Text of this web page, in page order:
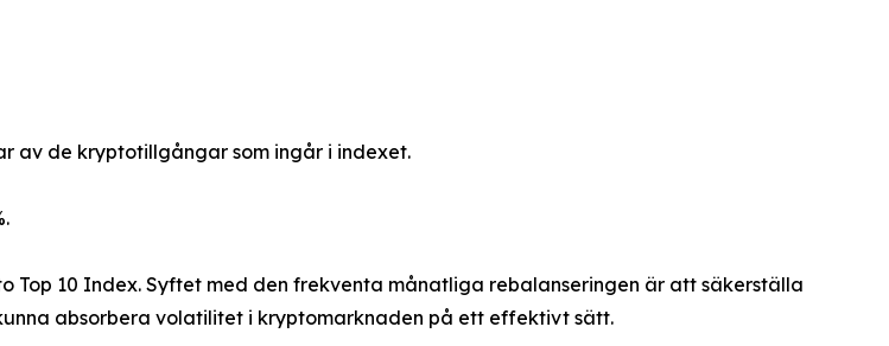
av de kryptotillgångar som ingår i indexet.
Top 10 Index. Syftet med den frekventa månatliga rebalanseringen är att säkerställa
absorbera volatilitet i kryptomarknaden på ett effektivt sätt.